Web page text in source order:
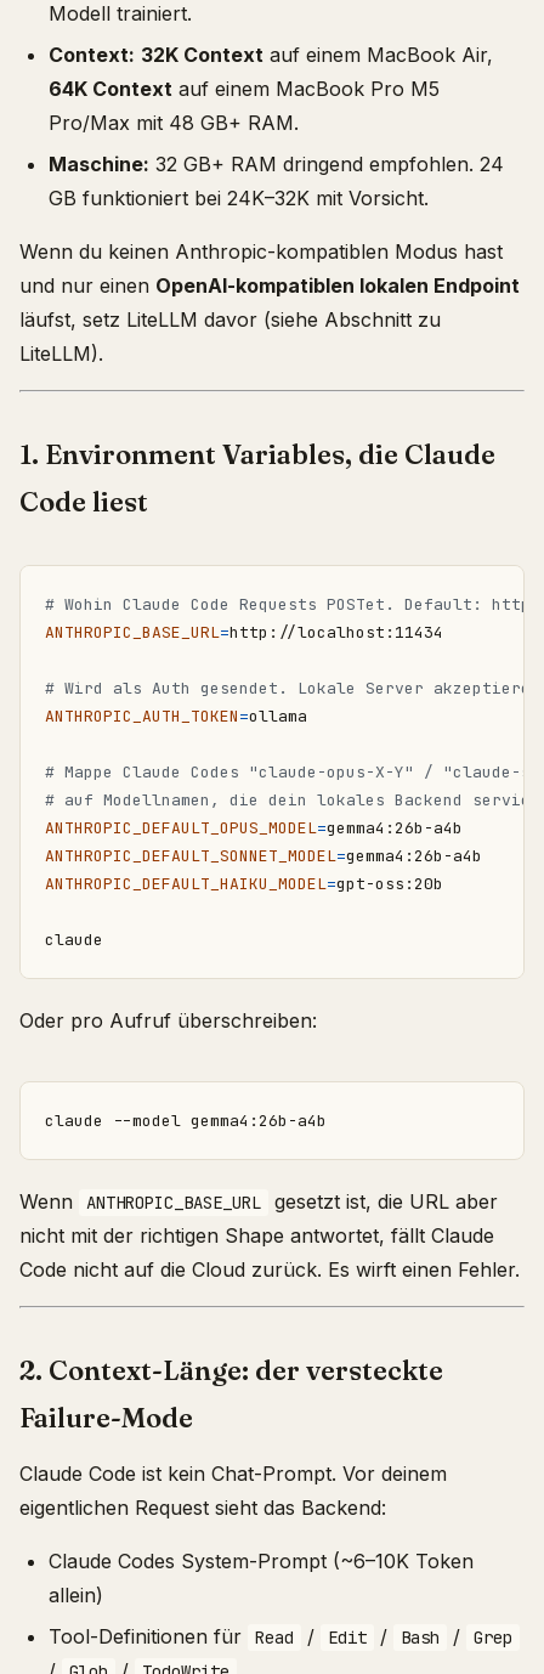
Modell trainiert.
Context: 32K Context auf einem MacBook Air,
64K Context auf einem MacBook Pro M5
Pro/Max mit 48 GB+ RAM.
Maschine: 32 GB+ RAM dringend empfohlen. 24
GB funktioniert bei 24K–32K mit Vorsicht.
Wenn du keinen Anthropic-kompatiblen Modus hast
und nur einen OpenAI-kompatiblen lokalen Endpoint
läufst, setz LiteLLM davor (siehe Abschnitt zu
LiteLLM).
1. Environment Variables, die Claude
Code liest
# Wohin Claude Code Requests POSTet. Default:
ANTHROPIC_BASE_URL=
# Wird als Auth gesendet. Lokale Server
ANTHROPIC_AUTH_TOKEN=
# Mappe Claude Codes "claude-opus-X-Y" / "claude-
# auf Modellnamen, die dein lokales Backend
ANTHROPIC_DEFAULT_OPUS_MODEL=
ANTHROPIC_DEFAULT_SONNET_MODEL=
ANTHROPIC_DEFAULT_HAIKU_MODEL=
Oder pro Aufruf überschreiben:
Wenn ANTHROPIC_BASE_URL
gesetzt ist, die URL aber
nicht mit der richtigen Shape antwortet, fällt Claude
Code nicht auf die Cloud zurück. Es wirft einen Fehler.
2. Context-Länge: der versteckte
Failure-Mode
Claude Code ist kein Chat-Prompt. Vor deinem
eigentlichen Request sieht das Backend:
Claude Codes System-Prompt (~6–10K Token
allein)
Tool-Definitionen für
Read / Edit / Bash / Grep